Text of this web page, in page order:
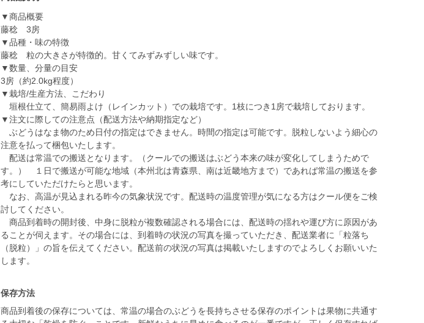
▼商品概要
藤稔 3房
▼品種・味の特徴
藤稔 粒の大きさが特徴的。甘くてみずみずしい味です。
▼数量、分量の目安
3房（約2.0kg程度）
▼栽培/生産方法、こだわり
垣根仕立て、簡易雨よけ（レインカット）での栽培です。1枝につき1房で栽培しております。
▼注文に際しての注意点（配送方法や納期指定など）
ぶどうはなま物のため日付の指定はできません。時間の指定は可能です。脱粒しないよう細心の
注意を払って梱包いたします。
配送は常温での搬送となります。（クールでの搬送はぶどう本来の味が変化してしまうためで
す。） １日で搬送が可能な地域（本州北は青森県、南は近畿地方まで）であれば常温の搬送を参
考にしていただけたらと思います。
なお、高温が見込まれる昨今の気象状況です。配送時の温度管理が気になる方はクール便をご検
討してください。
商品到着時の開封後、中身に脱粒が複数確認される場合には、配送時の揺れや運び方に原因があ
ることが伺えます。その場合には、到着時の状況の写真を撮っていただき、配送業者に「粒落ち
（脱粒）」の旨を伝えてください。配送前の状況の写真は掲載いたしますのでよろしくお願いいた
します。
保存方法
商品到着後の保存については、常温の場合のぶどうを長持ちさせる保存のポイントは果物に共通す